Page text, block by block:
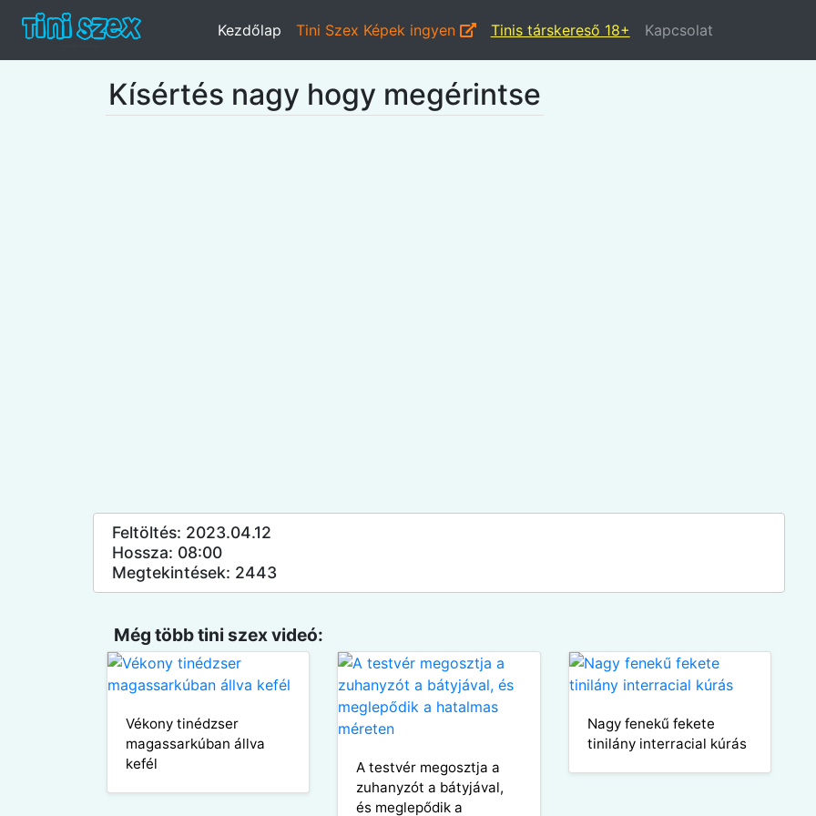
Kezdőlap Tini Szex Képek ingyen Tinis társkereső 18+ Kapcsolat
Kísértés nagy hogy megérintse
Feltöltés: 2023.04.12
Hossza: 08:00
Megtekintések: 2443
Még több tini szex videó:
Vékony tinédzser
magassarkúban állva
kefél
A testvér megosztja a
zuhanyzót a bátyjával,
és meglepődik a
Nagy fenekű fekete
tinilány interracial kúrás